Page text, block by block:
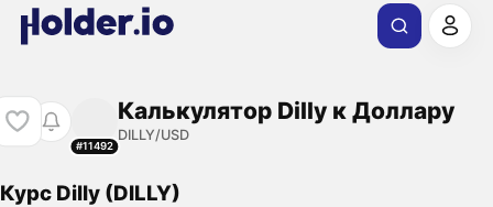
#11492
Калькулятор Dilly к Доллару
DILLY/USD
Курс Dilly (DILLY)